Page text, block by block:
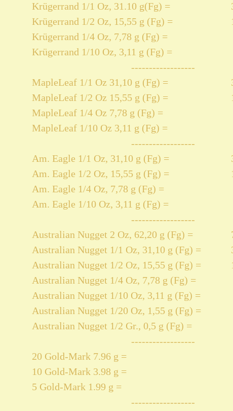
Krügerrand 1/1 Oz, 31.10 g(Fg) =
Krügerrand 1/2 Oz, 15,55 g (Fg) =
Krügerrand 1/4 Oz, 7,78 g (Fg) =
Krügerrand 1/10 Oz, 3,11 g (Fg) =
------------------
MapleLeaf 1/1 Oz 31,10 g (Fg) =
MapleLeaf 1/2 Oz 15,55 g (Fg) =
MapleLeaf 1/4 Oz 7,78 g (Fg) =
MapleLeaf 1/10 Oz 3,11 g (Fg) =
------------------
Am. Eagle 1/1 Oz, 31,10 g (Fg) =
Am. Eagle 1/2 Oz, 15,55 g (Fg) =
Am. Eagle 1/4 Oz, 7,78 g (Fg) =
Am. Eagle 1/10 Oz, 3,11 g (Fg) =
------------------
Australian Nugget 2 Oz, 62,20 g (Fg) =
Australian Nugget 1/1 Oz, 31,10 g (Fg) =
Australian Nugget 1/2 Oz, 15,55 g (Fg) =
Australian Nugget 1/4 Oz, 7,78 g (Fg) =
Australian Nugget 1/10 Oz, 3,11 g (Fg) =
Australian Nugget 1/20 Oz, 1,55 g (Fg) =
Australian Nugget 1/2 Gr., 0,5 g (Fg) =
------------------
20 Gold-Mark 7.96 g =
10 Gold-Mark 3.98 g =
5 Gold-Mark 1.99 g =
------------------